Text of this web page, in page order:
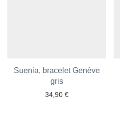
Suenia, bracelet Genève
gris
34,90 €